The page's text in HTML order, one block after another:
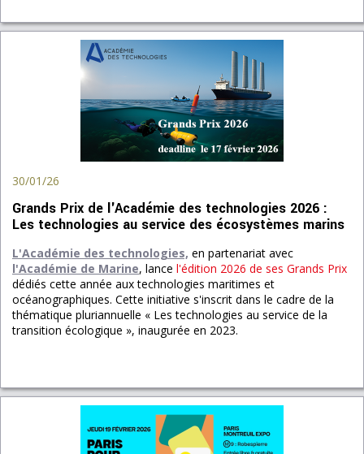
30/01/26
Grands Prix de l'Académie des technologies 2026 :
Les technologies au service des écosystèmes marins
L'Académie des technologies, en partenariat avec
l'Académie de Marine, lance l'édition 2026 de ses Grands Prix
dédiés cette année aux technologies maritimes et
océanographiques. Cette initiative s'inscrit dans le cadre de la
thématique pluriannuelle « Les technologies au service de la
transition écologique », inaugurée en 2023.